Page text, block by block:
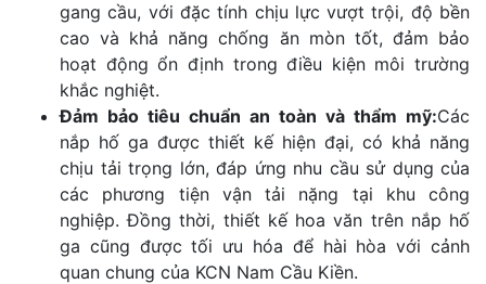
gang cầu, với đặc tính chịu lực vượt trội, độ bền
cao và khả năng chống ăn mòn tốt, đảm bảo
hoạt động ổn định trong điều kiện môi trường
khắc nghiệt.
Đảm bảo tiêu chuẩn an toàn và thẩm mỹ:Các
nắp hố ga được thiết kế hiện đại, có khả năng
chịu tải trọng lớn, đáp ứng nhu cầu sử dụng của
các phương tiện vận tải nặng tại khu công
nghiệp. Đồng thời, thiết kế hoa văn trên nắp hố
ga cũng được tối ưu hóa để hài hòa với cảnh
quan chung của KCN Nam Cầu Kiền.